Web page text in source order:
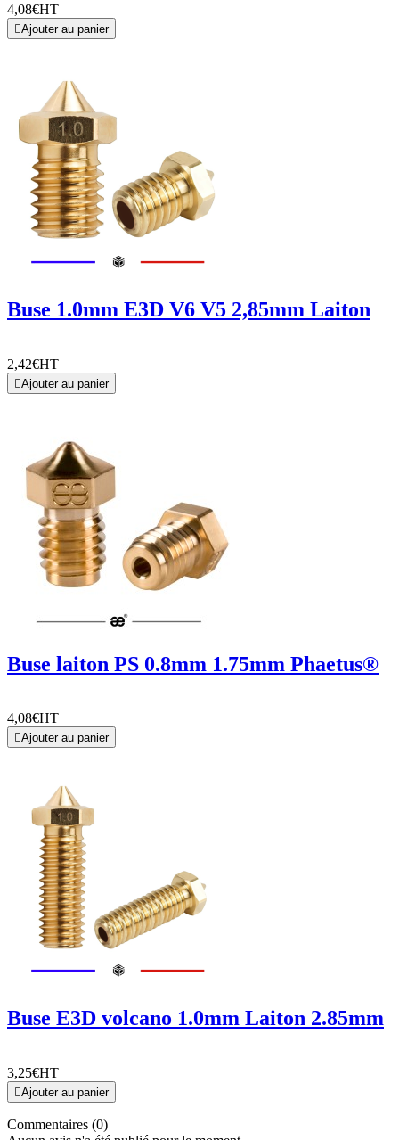
4,08€HT
Ajouter au panier
Buse 1.0mm E3D V6 V5 2,85mm Laiton
2,42€HT
Ajouter au panier
Buse laiton PS 0.8mm 1.75mm Phaetus®
4,08€HT
Ajouter au panier
Buse E3D volcano 1.0mm Laiton 2.85mm
3,25€HT
Ajouter au panier
Commentaires (0)